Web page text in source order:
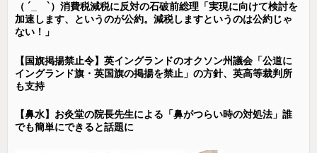
（ ´_ゝ`）消費税減税に反対の石破前総理「実現に向けて検討を
加速します、というのが公約。減税しますというのは公約じゃ
ない！」
【国旗掲揚禁止令】英イングランドのオクソン州議会「公道に
イングランド旗・英国旗の掲揚を禁止」の方針、英高等裁判所
も支持
【鼻水】お灸堂の院長先生による「鼻がつらい時の対処法」誰
でも簡単にできると話題に